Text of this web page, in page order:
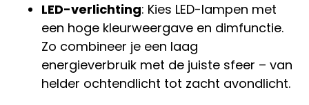
LED-verlichting: Kies LED-lampen met
een hoge kleurweergave en dimfunctie.
Zo combineer je een laag
energieverbruik met de juiste sfeer – van
helder ochtendlicht tot zacht avondlicht.